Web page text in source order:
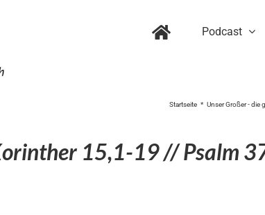
Podcast
Startseite Unser Großer - die
15,1-19 // Psalm